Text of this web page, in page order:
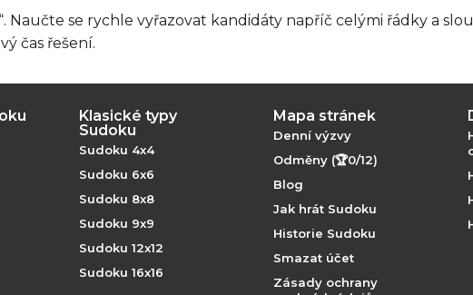
se rychle vyřazovat kandidáty napříč celými řádky a
čas řešení.
Klasické typy
Sudoku
Sudoku 4x4
Sudoku 6x6
Sudoku 8x8
Sudoku 9x9
Sudoku 12x12
Sudoku 16x16
Mapa stránek
Denní výzvy
Odměny (🏆0/12)
Blog
Jak hrát Sudoku
Historie Sudoku
Smazat účet
Zásady ochrany